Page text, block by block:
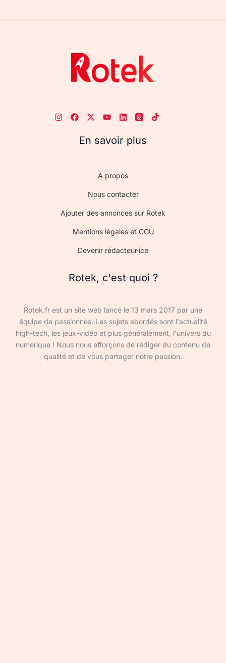
En savoir plus
À propos
Nous contacter
Ajouter des annonces sur Rotek
Mentions légales et CGU
Devenir rédacteur·ice
Rotek, c'est quoi ?
Rotek.fr est un site web lancé le 13 mars 2017 par une
équipe de passionnés. Les sujets abordés sont l'actualité
high-tech, les jeux-vidéo et plus généralement, l'univers du
numérique ! Nous nous efforçons de rédiger du contenu de
qualité et de vous partager notre passion.